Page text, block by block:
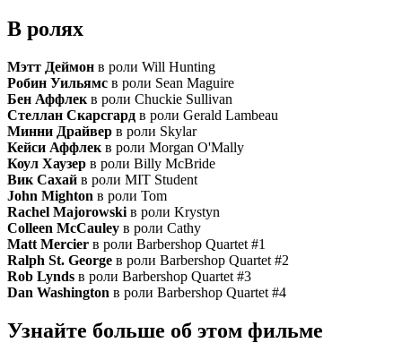
В ролях
Мэтт Деймон в роли Will Hunting
Робин Уильямс в роли Sean Maguire
Бен Аффлек в роли Chuckie Sullivan
Стеллан Скарсгард в роли Gerald Lambeau
Минни Драйвер в роли Skylar
Кейси Аффлек в роли Morgan O'Mally
Коул Хаузер в роли Billy McBride
Вик Сахай в роли MIT Student
John Mighton в роли Tom
Rachel Majorowski в роли Krystyn
Colleen McCauley в роли Cathy
Matt Mercier в роли Barbershop Quartet #1
Ralph St. George в роли Barbershop Quartet #2
Rob Lynds в роли Barbershop Quartet #3
Dan Washington в роли Barbershop Quartet #4
Узнайте больше об этом фильме